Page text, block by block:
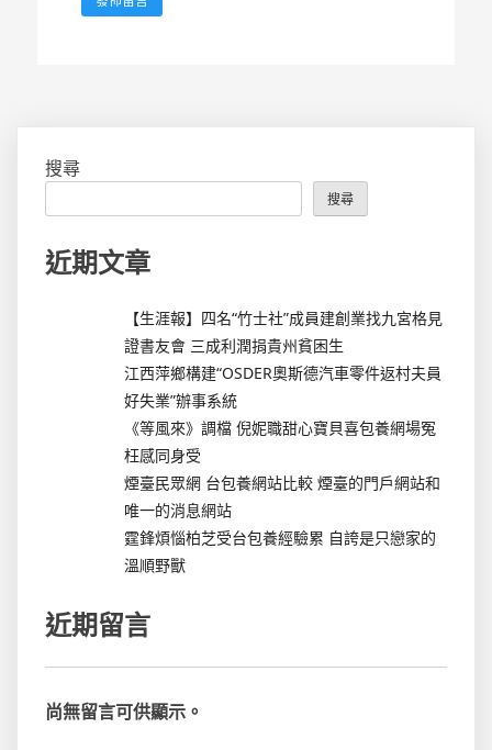
搜尋
搜尋
近期文章
【生涯報】四名“竹士社”成員建創業找九宮格見
證書友會 三成利潤捐貴州貧困生
江西萍鄉構建“OSDER奧斯德汽車零件返村夫員
好失業”辦事系統
《等風來》調檔 倪妮職甜心寶貝喜包養網場冤
枉感同身受
煙臺民眾網 台包養網站比較 煙臺的門戶網站和
唯一的消息網站
霆鋒煩惱柏芝受台包養經驗累 自誇是只戀家的
溫順野獸
近期留言
尚無留言可供顯示。